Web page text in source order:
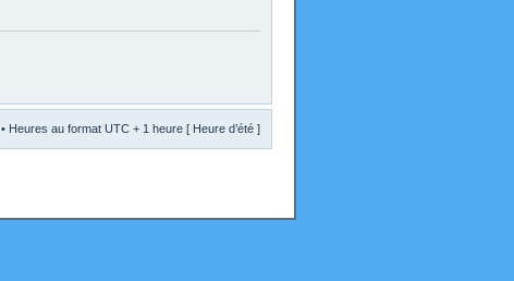
• Heures au format UTC + 1 heure [ Heure d’été ]